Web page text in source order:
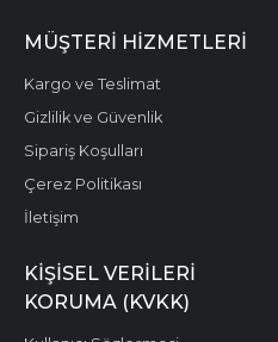
MÜŞTERI HIZMETLERI
Kargo ve Teslimat
Gizlilik ve Güvenlik
Sipariş Koşulları
Çerez Politikası
İletişim
KIŞISEL VERILERI
KORUMA (KVKK)